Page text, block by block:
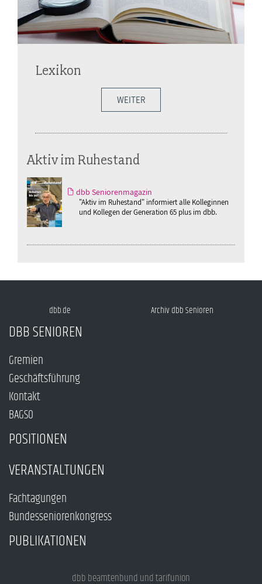
Lexikon
WEITER
Aktiv im Ruhestand
dbb Seniorenmagazin
"Aktiv im Ruhestand" informiert alle Kolleginnen
und Kollegen der Generation 65 plus im dbb.
dbb.de Archiv dbb Senioren
DBB SENIOREN
Gremien
Geschäftsführung
Kontakt
BAGSO
POSITIONEN
VERANSTALTUNGEN
Fachtagungen
Bundesseniorenkongress
PUBLIKATIONEN
dbb beamtenbund und tarifunion